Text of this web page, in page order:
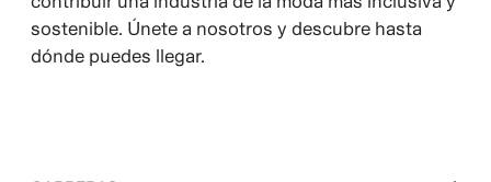
sostenible. Únete a nosotros y descubre hasta
dónde puedes llegar.